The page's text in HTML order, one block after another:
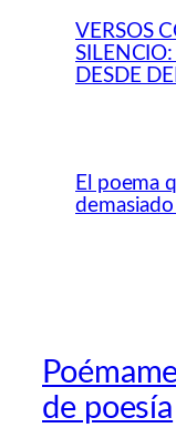
VERSOS
DESDE
El poema
de poesía